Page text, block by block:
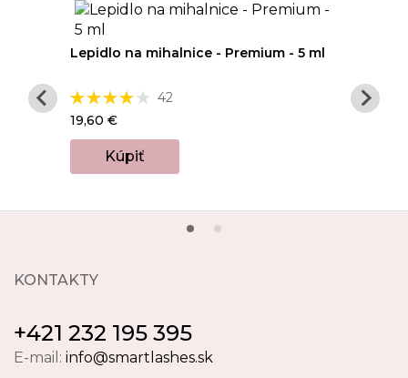
Lepidlo na mihalnice - Premium - 5 ml
Hodnotenie:
83%
42
19,60 €
Kúpiť
6,90 €
KONTAKTY
+421 232 195 395
E-mail: info@smartlashes.sk